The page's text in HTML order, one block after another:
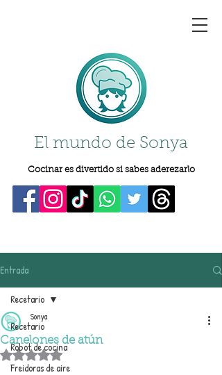
El mundo de Sonya
Cocinar es divertido si sabes aderezarlo
Entrada
Recetario
Robot de cocina
Freidoras de aire
Recetario
Canelones de atún
Sonya
Obtuvo NaN de 5 estrellas.